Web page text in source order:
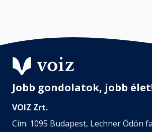
Jobb gondolatok, jobb
VOIZ Zrt.
Cím: 1095 Budapest, Lechner Ödön